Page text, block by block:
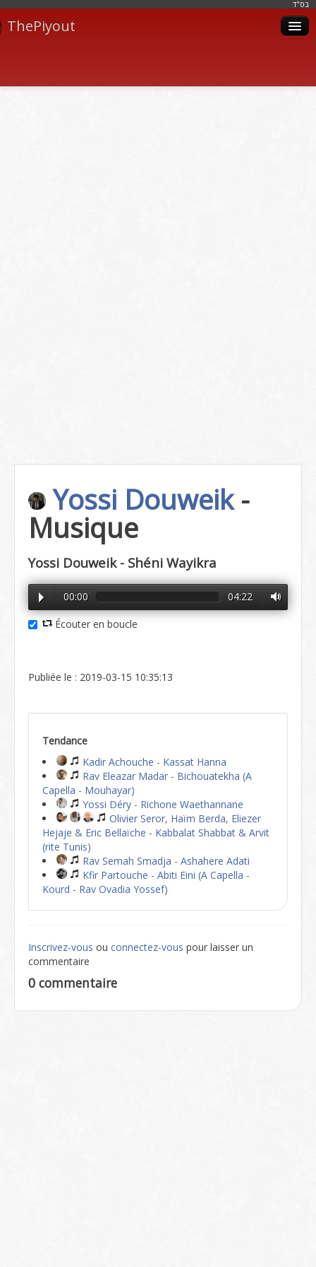
בּס"ד
ThePiyout
Yossi Douweik-
Musique
Yossi Douweik - Shéni Wayikra
00:00 04:22
Écouter en boucle
Publiée le : 2019-03-15 10:35:13
Tendance
Kadir Achouche - Kassat Hanna
Rav Eleazar Madar - Bichouatekha (A
Capella - Mouhayar)
Yossi Déry - Richone Waethannane
Olivier Seror, Haïm Berda, Eliezer
Hejaje & Eric Bellaïche - Kabbalat Shabbat & Arvit
(rite Tunis)
Rav Semah Smadja - Ashahere Adati
Kfir Partouche - Abiti Eini (A Capella -
Kourd - Rav Ovadia Yossef)
Inscrivez-vous ou connectez-vous pour laisser un
commentaire
0 commentaire